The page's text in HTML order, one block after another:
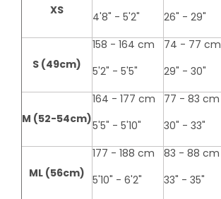
XS
4'8" - 5'2"
26" - 29"
S (49cm)
158 - 164 cm
5'2" - 5'5"
74 - 77 cm
29" - 30"
M (52-54cm)
164 - 177 cm
5'5" - 5'10"
77 - 83 cm
30" - 33"
ML (56cm)
177 - 188 cm
5'10" - 6'2"
83 - 88 cm
33" - 35"